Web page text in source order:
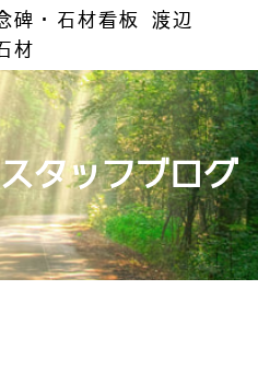
碑・石材看板 渡辺
材
スタッフブログ
きるまで
の知識
とマナー
ンアップ
ン墓石
墓石
洋型墓石
フォーム
ム事例集
取替え
色入れ
・積替え
ニング
まい
の仕方
案内
情報
合わせ